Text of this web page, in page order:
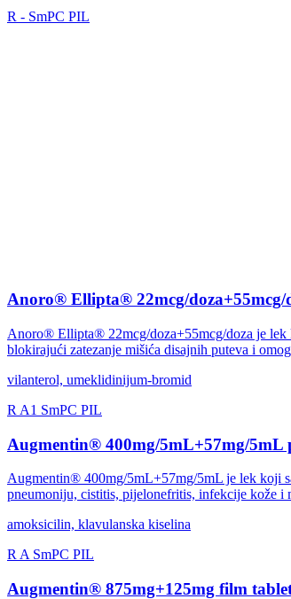
R - SmPC PIL
Anoro® Ellipta® 22mcg/
Anoro® Ellipta® 22mcg/doza+55mcg/doza je lek
blokirajući zatezanje mišića disajnih puteva i
vilanterol, umeklidinijum-bromid
R A1 SmPC PIL
Augmentin® 400mg/5mL+57mg/5mL
Augmentin® 400mg/5mL+57mg/5mL je lek koji
pneumoniju, cistitis, pijelonefritis, infekcije kože
amoksicilin, klavulanska kiselina
R A SmPC PIL
Augmentin® 875mg+125mg film